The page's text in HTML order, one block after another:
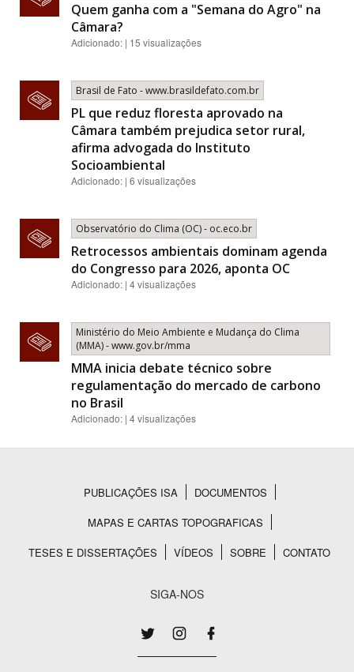
Quem ganha com a "Semana do Agro" na
Câmara?
Adicionado: | 15 visualizações
Brasil de Fato - www.brasildefato.com.br
PL que reduz floresta aprovado na
Câmara também prejudica setor rural,
afirma advogada do Instituto
Socioambiental
Adicionado: | 6 visualizações
Observatório do Clima (OC) - oc.eco.br
Retrocessos ambientais dominam agenda
do Congresso para 2026, aponta OC
Adicionado: | 4 visualizações
Ministério do Meio Ambiente e Mudança do Clima
(MMA) - www.gov.br/mma
MMA inicia debate técnico sobre
regulamentação do mercado de carbono
no Brasil
Adicionado: | 4 visualizações
Rodapé
PUBLICAÇÕES ISA
DOCUMENTOS
MAPAS E CARTAS TOPOGRAFICAS
TESES E DISSERTAÇÕES
VÍDEOS SOBRE CONTATO
SIGA-NOS